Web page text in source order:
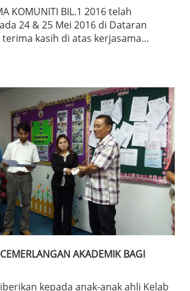
KOMUNITI BIL.1 2016 telah
24 & 25 Mei 2016 di Dataran
dan orang awam yang telah
kali ini.
AKADEMIK BAGI
kepada anak-anak ahli Kelab